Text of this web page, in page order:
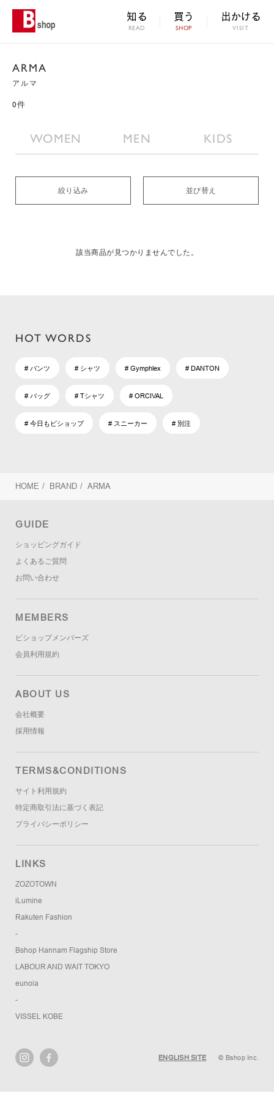
知る
READ
買う
SHOP
出かける
VISIT
ARMA
アルマ
0件
WOMEN MEN KIDS
絞り込み 並び替え
該当商品が見つかりませんでした。
HOT WORDS
# パンツ # シャツ # Gymphlex # DANTON
# バッグ # Tシャツ # ORCIVAL
# 今日もビショップ # スニーカー # 別注
HOME / BRAND / ARMA
GUIDE
ショッピングガイド
よくあるご質問
お問い合わせ
MEMBERS
ビショップメンバーズ
会員利用規約
ABOUT US
会社概要
採用情報
TERMS&CONDITIONS
サイト利用規約
特定商取引法に基づく表記
プライバシーポリシー
LINKS
ZOZOTOWN
iLumine
Rakuten Fashion
-
Bshop Hannam Flagship Store
LABOUR AND WAIT TOKYO
eunoia
-
VISSEL KOBE
ENGLISH SITE © Bshop Inc.